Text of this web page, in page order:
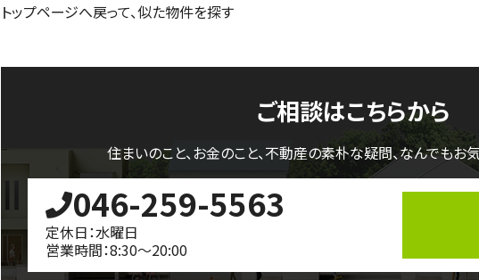
トップページへ戻って、似た物件を探す
ご相談はこちらから
住まいのこと、お金のこと、不動産の素朴な疑問、なんでもお
046-259-5563
定休日：水曜日
営業時間：8:30～20:00